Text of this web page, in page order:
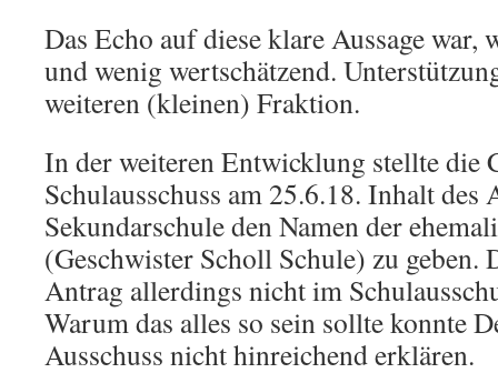
Das Echo auf diese klare Aussage war,
und wenig wertschätzend.
weiteren (kleinen) Fraktion.
In der weiteren Entwicklung stellte die
Schulausschuss am 25.6.18. Inhalt des
Sekundarschule den Namen der
(Geschwister Scholl Schule) zu geben.
Antrag allerdings nicht im
Warum das alles so sein sollte konnte
Ausschuss nicht hinreichend erklären.